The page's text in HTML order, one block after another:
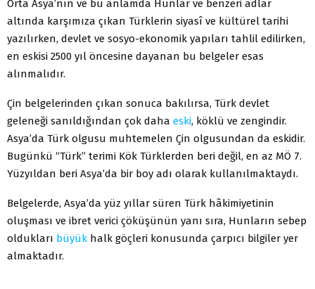
Orta Asya’nın ve bu anlamda Hunlar ve benzeri adlar
altında karşımıza çıkan Türklerin siyasî ve kültürel tarihi
yazılırken, devlet ve sosyo-ekonomik yapıları tahlil edilirken,
en eskisi 2500 yıl öncesine dayanan bu belgeler esas
alınmalıdır.
Çin belgelerinden çıkan sonuca bakılırsa, Türk devlet
geleneği sanıldığından çok daha eski, köklü ve zengindir.
Asya’da Türk olgusu muhtemelen Çin olgusundan da eskidir.
Bugünkü “Türk” terimi Kök Türklerden beri değil, en az MÖ 7.
Yüzyıldan beri Asya’da bir boy adı olarak kullanılmaktaydı.
Belgelerde, Asya’da yüz yıllar süren Türk hâkimiyetinin
oluşması ve ibret verici çöküşünün yanı sıra, Hunların sebep
oldukları büyük halk göçleri konusunda çarpıcı bilgiler yer
almaktadır.